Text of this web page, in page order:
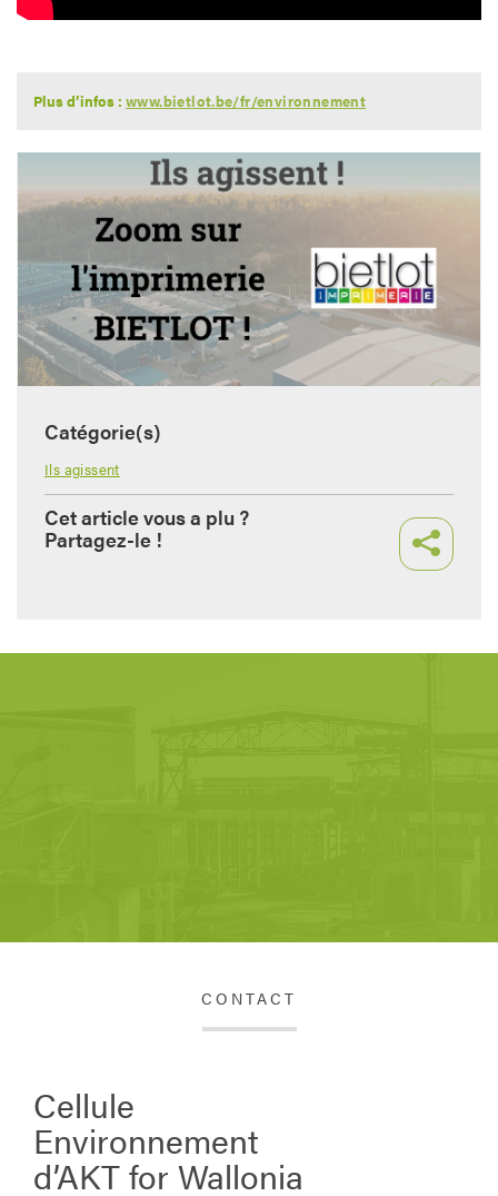
Plus d’infos : www.bietlot.be/fr/environnement
Catégorie(s)
Ils agissent
Cet article vous a plu ?
Partagez-le !
CONTACT
Cellule
Environnement
d’AKT for Wallonia